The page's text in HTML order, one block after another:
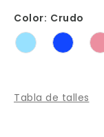
Color: Crudo
Tabla de talles